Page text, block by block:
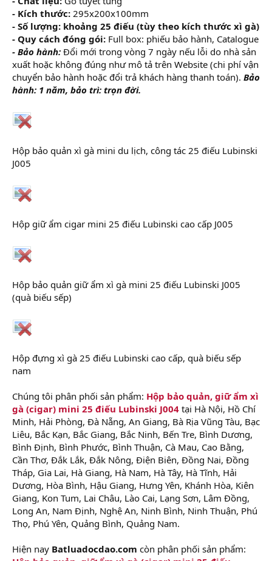
- Kích thước: 295x200x100mm
- Số lượng: khoảng 25 điếu (tùy theo kích thước xì gà)
- Quy cách đóng gói: Full box: phiếu bảo hành, Catalogue
- Bảo hành: Đổi mới trong vòng 7 ngày nếu lỗi do nhà sản
xuất hoặc không đúng như mô tả trên Website (chi phí vận
chuyển bảo hành hoặc đổi trả khách hàng thanh toán). Bảo
hành: 1 năm, bảo trì: trọn đời.
Hộp bảo quản xì gà mini du lịch, công tác 25 điếu Lubinski
J005
Hộp giữ ẩm cigar mini 25 điếu Lubinski cao cấp J005
Hộp bảo quản giữ ẩm xì gà mini 25 điếu Lubinski J005
(quà biếu sếp)
Hộp đựng xì gà 25 điếu Lubinski cao cấp, quà biếu sếp
nam
Chúng tôi phân phối sản phẩm: Hộp bảo quản, giữ ẩm xì
gà (cigar) mini 25 điếu Lubinski J004 tại Hà Nội, Hồ Chí
Minh, Hải Phòng, Đà Nẵng, An Giang, Bà Rịa Vũng Tàu, Bạc
Liêu, Bắc Kạn, Bắc Giang, Bắc Ninh, Bến Tre, Bình Dương,
Bình Định, Bình Phước, Bình Thuận, Cà Mau, Cao Bằng,
Cần Thơ, Đắk Lắk, Đắk Nông, Điện Biên, Đồng Nai, Đồng
Tháp, Gia Lai, Hà Giang, Hà Nam, Hà Tây, Hà Tĩnh, Hải
Dương, Hòa Bình, Hậu Giang, Hưng Yên, Khánh Hòa, Kiên
Giang, Kon Tum, Lai Châu, Lào Cai, Lạng Sơn, Lâm Đồng,
Long An, Nam Định, Nghệ An, Ninh Bình, Ninh Thuận, Phú
Thọ, Phú Yên, Quảng Bình, Quảng Nam.
Hiện nay Batluadocdao.com còn phân phối sản phẩm: